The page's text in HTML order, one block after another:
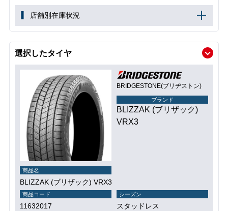
店舗別在庫状況
選択したタイヤ
BRIDGESTONE(ブリヂストン)
ブランド
BLIZZAK (ブリザック)
VRX3
商品名
BLIZZAK (ブリザック) VRX3
商品コード
11632017
シーズン
スタッドレス